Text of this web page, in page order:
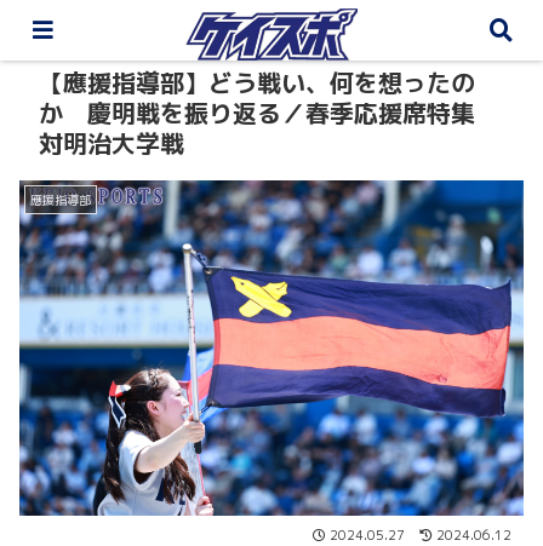
【應援指導部】どう戦い、何を想ったの
か 慶明戦を振り返る／春季応援席特集
対明治大学戦
應援指導部
2024.05.27 2024.06.12